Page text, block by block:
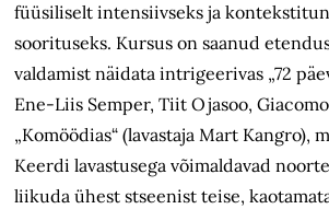
füüsiliselt intensiivseks ja
soorituseks. Kursus on saanud
valdamist näidata intrigeerivas „72
Ene-Liis Semper, Tiit Ojasoo,
„Komöödias“ (lavastaja Mart Kangro),
Keerdi lavastusega võimaldavad
liikudaühest stseenist teise,